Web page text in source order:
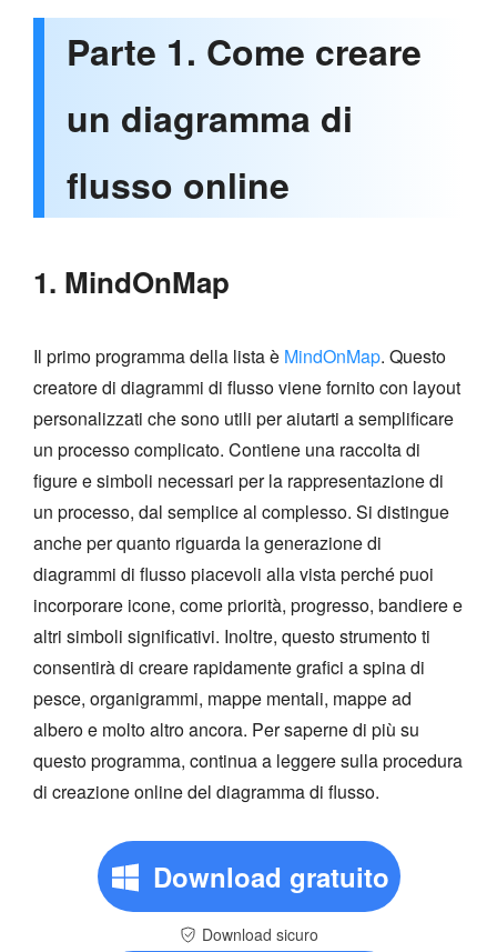
Parte 1. Come creare
un diagramma di
flusso online
1. MindOnMap
Il primo programma della lista è MindOnMap. Questo
creatore di diagrammi di flusso viene fornito con layout
personalizzati che sono utili per aiutarti a semplificare
un processo complicato. Contiene una raccolta di
figure e simboli necessari per la rappresentazione di
un processo, dal semplice al complesso. Si distingue
anche per quanto riguarda la generazione di
diagrammi di flusso piacevoli alla vista perché puoi
incorporare icone, come priorità, progresso, bandiere e
altri simboli significativi. Inoltre, questo strumento ti
consentirà di creare rapidamente grafici a spina di
pesce, organigrammi, mappe mentali, mappe ad
albero e molto altro ancora. Per saperne di più su
questo programma, continua a leggere sulla procedura
di creazione online del diagramma di flusso.
Download gratuito
Download sicuro